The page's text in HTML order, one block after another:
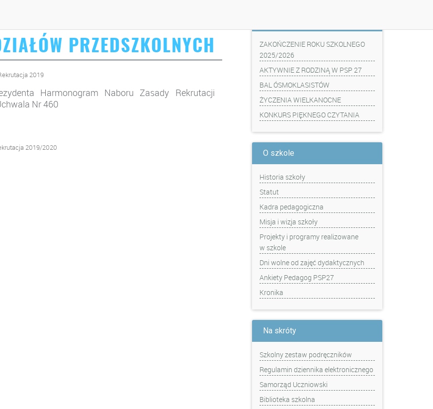
PRZEDSZKOLNYCH
2019
Harmonogram Naboru Zasady Rekrutacji
Nr 460
2019/2020
ZAKOŃCZENIE ROKU SZKOLNEGO
2025/2026
AKTYWNIE Z RODZINĄ W PSP 27
BAL ÓSMOKLASISTÓW
ŻYCZENIA WIELKANOCNE
KONKURS PIĘKNEGO CZYTANIA
O szkole
Historia szkoły
Statut
Kadra pedagogiczna
Misja i wizja szkoły
Projekty i programy realizowane
w szkole
Dni wolne od zajęć dydaktycznych
Ankiety Pedagog PSP27
Kronika
Na skróty
Szkolny zestaw podręczników
Regulamin dziennika elektronicznego
Samorząd Uczniowski
Biblioteka szkolna